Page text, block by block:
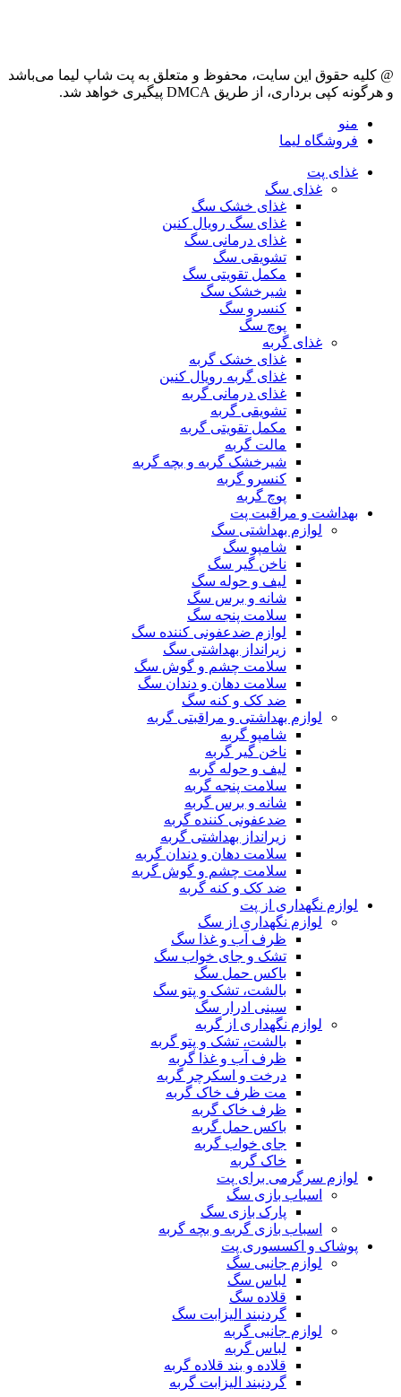
@ کلیه حقوق این سایت، محفوظ و متعلق به پت شاپ لیما می‌باشد
و هرگونه کپی برداری، از طریق DMCA پیگیری خواهد شد.
منو
فروشگاه لیما
غذای پت
غذای سگ
غذای خشک سگ
غذای سگ رویال کنین
غذای درمانی سگ
تشویقی سگ
مکمل تقویتی سگ
شیرخشک سگ
کنسرو سگ
پوچ سگ
غذای گربه
غذای خشک گربه
غذای گربه رویال کنین
غذای درمانی گربه
تشویقی گربه
مکمل تقویتی گربه
مالت گربه
شیرخشک گربه و بچه گربه
کنسرو گربه
پوچ گربه
بهداشت و مراقبت پت
لوازم بهداشتی سگ
شامپو سگ
ناخن گیر سگ
لیف و حوله سگ
شانه و برس سگ
سلامت پنجه سگ
لوازم ضدعفونی کننده سگ
زیرانداز بهداشتی سگ
سلامت چشم و گوش سگ
سلامت دهان و دندان سگ
ضد کک و کنه سگ
لوازم بهداشتی و مراقبتی گربه
شامپو گربه
ناخن گیر گربه
لیف و حوله گربه
سلامت پنجه گربه
شانه و برس گربه
ضدعفونی کننده گربه
زیرانداز بهداشتی گربه
سلامت دهان و دندان گربه
سلامت چشم و گوش گربه
ضد کک و کنه گربه
لوازم نگهداری از پت
لوازم نگهداری از سگ
ظرف آب و غذا سگ
تشک و جای خواب سگ
باکس حمل سگ
بالشت، تشک و پتو سگ
سینی ادرار سگ
لوازم نگهداری از گربه
بالشت، تشک و پتو گربه
ظرف آب و غذا گربه
درخت و اسکرچر گربه
مت ظرف خاک گربه
ظرف خاک گربه
باکس حمل گربه
جای خواب گربه
خاک گربه
لوازم سرگرمی برای پت
اسباب بازی سگ
پارک بازی سگ
اسباب بازی گربه و بچه گربه
پوشاک و اکسسوری پت
لوازم جانبی سگ
لباس سگ
قلاده سگ
گردنبند الیزابت سگ
لوازم جانبی گربه
لباس گربه
قلاده و بند قلاده گربه
گردنبند الیزابت گربه